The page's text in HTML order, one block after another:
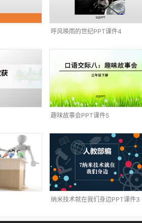
呼风唤雨的世纪PPT课件4
趣味故事会PPT课件5
纳米技术就在我们身边PPT课件3